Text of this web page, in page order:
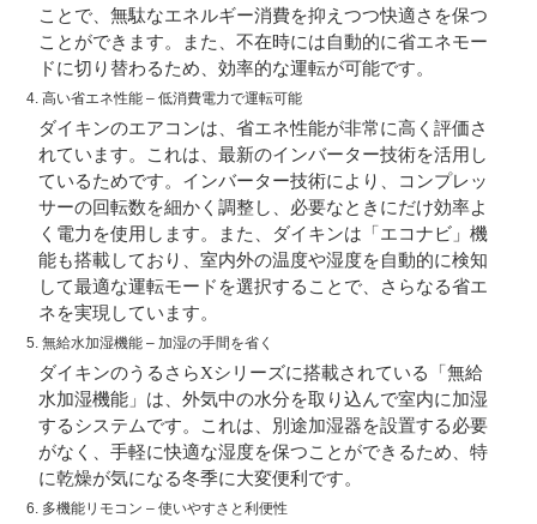
ことで、無駄なエネルギー消費を抑えつつ快適さを保つ
ことができます。また、不在時には自動的に省エネモー
ドに切り替わるため、効率的な運転が可能です。
4.高い省エネ性能 – 低消費電力で運転可能
ダイキンのエアコンは、省エネ性能が非常に高く評価さ
れています。これは、最新のインバーター技術を活用し
ているためです。インバーター技術により、コンプレッ
サーの回転数を細かく調整し、必要なときにだけ効率よ
く電力を使用します。また、ダイキンは「エコナビ」機
能も搭載しており、室内外の温度や湿度を自動的に検知
して最適な運転モードを選択することで、さらなる省エ
ネを実現しています。
5.無給水加湿機能 – 加湿の手間を省く
ダイキンのうるさらXシリーズに搭載されている「無給
水加湿機能」は、外気中の水分を取り込んで室内に加湿
するシステムです。これは、別途加湿器を設置する必要
がなく、手軽に快適な湿度を保つことができるため、特
に乾燥が気になる冬季に大変便利です。
6. 多機能リモコン – 使いやすさと利便性